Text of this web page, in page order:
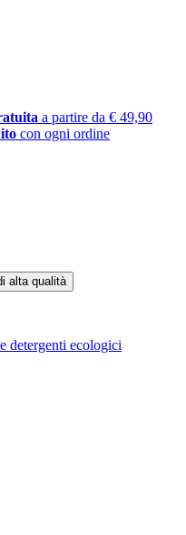
a partire da € 49,90
con ogni ordine
detergenti ecologici